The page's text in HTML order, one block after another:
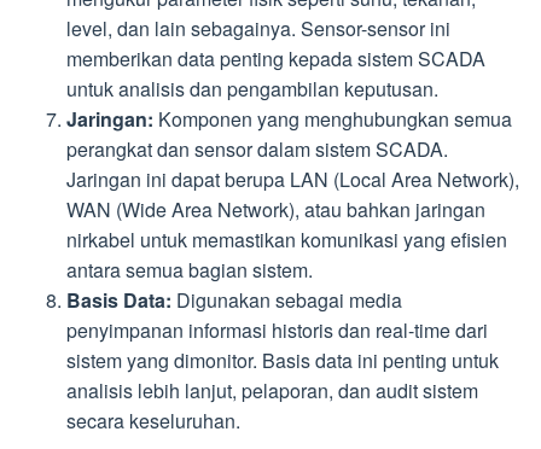
level, dan lain sebagainya. Sensor-sensor ini
memberikan data penting kepada sistem SCADA
untuk analisis dan pengambilan keputusan.
Jaringan: Komponen yang menghubungkan semua
perangkat dan sensor dalam sistem SCADA.
Jaringan ini dapat berupa LAN (Local Area Network),
WAN (Wide Area Network), atau bahkan jaringan
nirkabel untuk memastikan komunikasi yang efisien
antara semua bagian sistem.
Basis Data: Digunakan sebagai media
penyimpanan informasi historis dan real-time dari
sistem yang dimonitor. Basis data ini penting untuk
analisis lebih lanjut, pelaporan, dan audit sistem
secara keseluruhan.